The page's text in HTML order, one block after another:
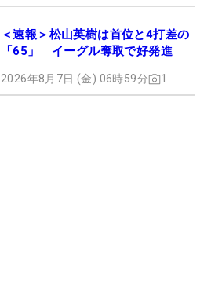
＜速報＞松山英樹は首位と4打差の
「65」 イーグル奪取で好発進
2026年8月7日 (金) 06時59分 1